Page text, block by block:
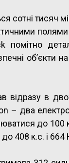
сотні тисяч
об’єкти
відразу в
– два
до 100
408 к.с. і